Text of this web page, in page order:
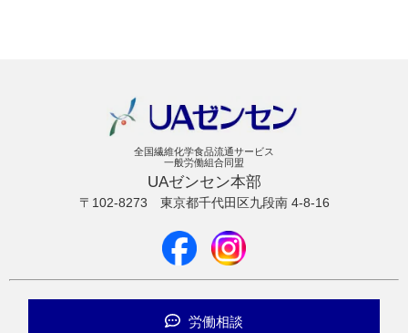
全国繊維化学食品流通サービス
一般労働組合同盟
UAゼンセン本部
〒102-8273 東京都千代田区九段南 4-8-16
労働相談